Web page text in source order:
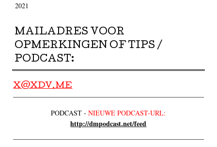
2021
MAILADRES VOOR
OPMERKINGEN OF TIPS /
PODCAST:
X@XDV.ME
PODCAST -NIEUWE PODCAST-URL:
http://dmpodcast.net/feed